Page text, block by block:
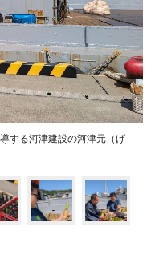
する河津建設の河津元（げ